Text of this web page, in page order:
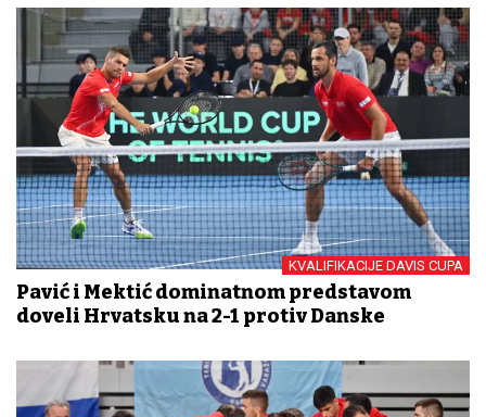
KVALIFIKACIJE DAVIS CUPA
Pavić i Mektić dominatnom predstavom
doveli Hrvatsku na 2-1 protiv Danske